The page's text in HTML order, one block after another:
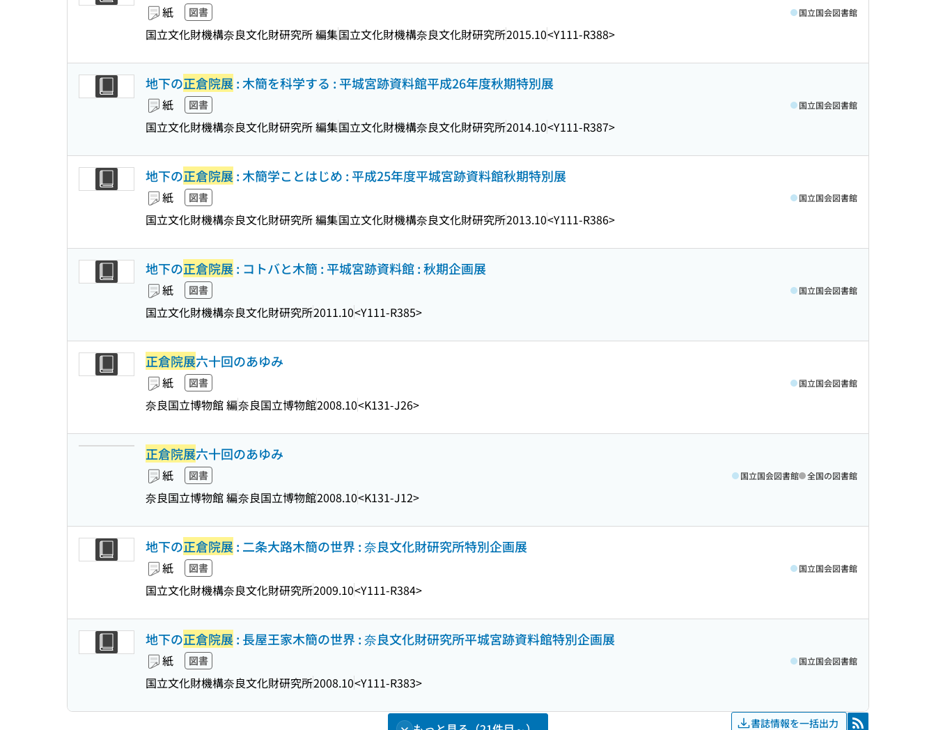
紙 図書
国立文化財機構奈良文化財研究所 編集国立文化財機構奈良文化財研究所2015.10<Y111-R388>
国立国会図書館
地下の正倉院展: 木簡を科学する : 平城宮跡資料館平成26年度秋期特別展
紙 図書
国立文化財機構奈良文化財研究所 編集国立文化財機構奈良文化財研究所2014.10<Y111-R387>
国立国会図書館
地下の正倉院展: 木簡学ことはじめ : 平成25年度平城宮跡資料館秋期特別展
紙 図書
国立文化財機構奈良文化財研究所 編集国立文化財機構奈良文化財研究所2013.10<Y111-R386>
国立国会図書館
地下の正倉院展: コトバと木簡 : 平城宮跡資料館 : 秋期企画展
紙 図書
国立文化財機構奈良文化財研究所2011.10<Y111-R385>
国立国会図書館
正倉院展六十回のあゆみ
紙 図書
奈良国立博物館 編奈良国立博物館2008.10<K131-J26>
国立国会図書館
正倉院展六十回のあゆみ
紙 図書
奈良国立博物館 編奈良国立博物館2008.10<K131-J12>
国立国会図書館 全国の図書館
地下の正倉院展: 二条大路木簡の世界 : 奈良文化財研究所特別企画展
紙 図書
国立文化財機構奈良文化財研究所2009.10<Y111-R384>
国立国会図書館
地下の正倉院展: 長屋王家木簡の世界 : 奈良文化財研究所平城宮跡資料館特別企画展
紙 図書
国立文化財機構奈良文化財研究所2008.10<Y111-R383>
国立国会図書館
書誌情報を一括出力